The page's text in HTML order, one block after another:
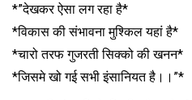
*”देखकर ऐसा लग रहा है*
*विकास की संभावना मुश्किल यहां है*
*चारो तरफ गुजरती सिक्को की खनन*
*जिसमे खो गई सभी इंसानियत है।।”*